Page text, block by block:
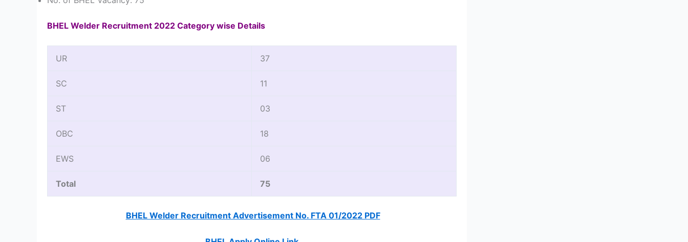
BHEL Welder Recruitment 2022 Category wise Details
UR 37
SC 11
ST 03
OBC 18
EWS 06
Total 75
BHEL Welder Recruitment Advertisement No. FTA 01/2022 PDF